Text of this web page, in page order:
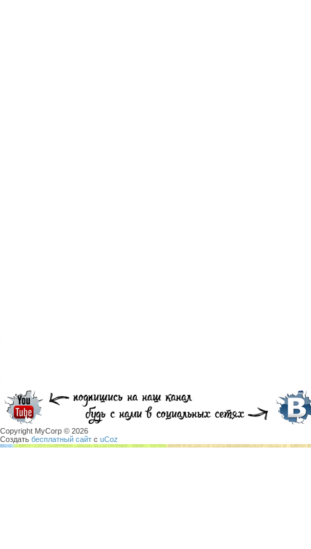
Copyright MyCorp © 2026
Создать бесплатный сайт с uCoz